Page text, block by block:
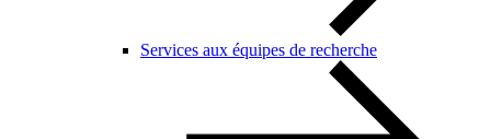
Services aux équipes de recherche